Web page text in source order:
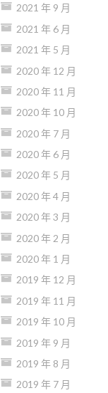
2021 年 9 月
2021 年 6 月
2021 年 5 月
2020 年 12 月
2020 年 11 月
2020 年 10 月
2020 年 7 月
2020 年 6 月
2020 年 5 月
2020 年 4 月
2020 年 3 月
2020 年 2 月
2020 年 1 月
2019 年 12 月
2019 年 11 月
2019 年 10 月
2019 年 9 月
2019 年 8 月
2019 年 7 月